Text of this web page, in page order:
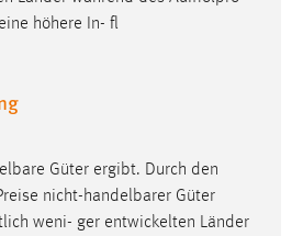
höhere In- fl
Güter ergibt. Durch den
nicht-handelbarer Güter
weni- ger entwickelten Länder
gesetzt.